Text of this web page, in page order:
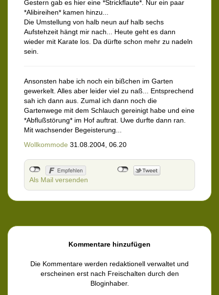
Gestern gab es hier eine *Strickflaute*. Nur ein paar
*Alibireihen* kamen hinzu...
Die Umstellung von halb neun auf halb sechs
Aufstehzeit hängt mir nach... Heute geht es dann
wieder mit Karate los. Da dürfte schon mehr zu nadeln
sein.
Ansonsten habe ich noch ein bißchen im Garten
gewerkelt. Alles aber leider viel zu naß... Entsprechend
sah ich dann aus. Zumal ich dann noch die
Gartenwege mit dem Schlauch gereinigt habe und eine
*Abflußstörung* im Hof auftrat. Uwe durfte dann ran.
Mit wachsender Begeisterung...
Wollkommode 31.08.2004, 06.20
Als Mail versenden
Kommentare hinzufügen
Die Kommentare werden redaktionell verwaltet und
erscheinen erst nach Freischalten durch den
Bloginhaber.